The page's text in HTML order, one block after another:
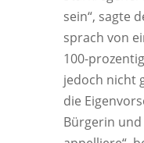
sein“, sagte
sprach von
100-
jedoch nicht
die
Bürgerin